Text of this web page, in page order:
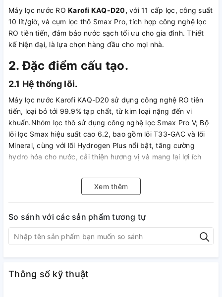
Máy lọc nước RO Karofi KAQ-D20, với 11 cấp lọc, công suất
10 lít/giờ, và cụm lọc thô Smax Pro, tích hợp công nghệ lọc
RO tiên tiến, đảm bảo nước sạch tối ưu cho gia đình. Thiết
kế hiện đại, là lựa chọn hàng đầu cho mọi nhà.
2. Đặc điểm cấu tạo.
2.1 Hệ thống lõi.
Máy lọc nước Karofi KAQ-D20 sử dụng công nghệ RO tiên
tiến, loại bỏ tới 99.9% tạp chất, từ kim loại nặng đến vi
khuẩn.Nhóm lọc thô sử dụng công nghệ lọc Smax Pro V; Bộ
lõi lọc Smax hiệu suất cao 6.2, bao gồm lõi T33-GAC và lõi
Mineral, cùng với lõi Hydrogen Plus nổi bật, tăng cường
hydro hóa cho nước, cải thiện hương vị và mang lại lợi ích
Lõi lọi lọc Karofi KAQ-D20 công nghệ smax thế hệ mới
Hệ thống lõi lọc thô công nghệ lọc Smax Pro V
3 cấp thế hệ mới
Lõi V1: Được cấu tạo từ lõi xếp 3 lớp với cấu trúc dẻ quạt
thông minh, sử dụng vật liệu vải y tế kháng khuẩn giúp loại
bỏ các chất chất rắn có kích thước lớn hơn 5 micron
Lõi V2: Được cấu tạo từ hạt than hoạt tính ép nén ở nhiệt độ
và áp suất cao và bao bọc bên ngoài bởi sợi PP giúp nâng
Xem thêm
So sánh với các sản phẩm tương tự
Thông số kỹ thuật